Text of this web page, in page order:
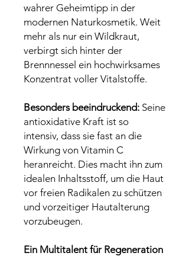
wahrer Geheimtipp in der
modernen Naturkosmetik. Weit
mehr als nur ein Wildkraut,
verbirgt sich hinter der
Brennnessel ein hochwirksames
Konzentrat voller Vitalstoffe.
Besonders beeindruckend: Seine
antioxidative Kraft ist so
intensiv, dass sie fast an die
Wirkung von Vitamin C
heranreicht. Dies macht ihn zum
idealen Inhaltsstoff, um die Haut
vor freien Radikalen zu schützen
und vorzeitiger Hautalterung
vorzubeugen.
Ein Multitalent für Regeneration